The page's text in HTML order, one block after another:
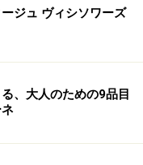
ジュ ヴィシソワーズ
、大人のための9品目